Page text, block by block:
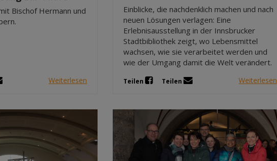
Bischof Hermann und
Weiterlesen
Einblicke, die nachdenklich machen und nach
neuen Lösungen verlagen: Eine
Erlebnisausstellung in der Innsbrucker
Stadtbibliothek zeigt, wo Lebensmittel
wachsen, wie sie verarbeitet werden und
wie der Umgang damit die Welt verändert.
Teilen Teilen Weiterlesen